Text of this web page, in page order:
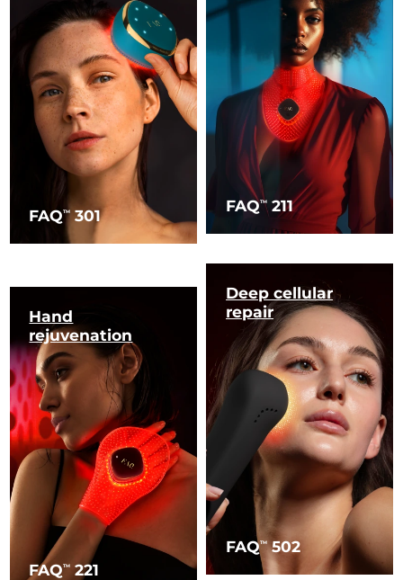
FAQTM 301
FAQTM 211
FAQTM 221
Hand
rejuvenation
FAQTM502
Deep cellular
repair